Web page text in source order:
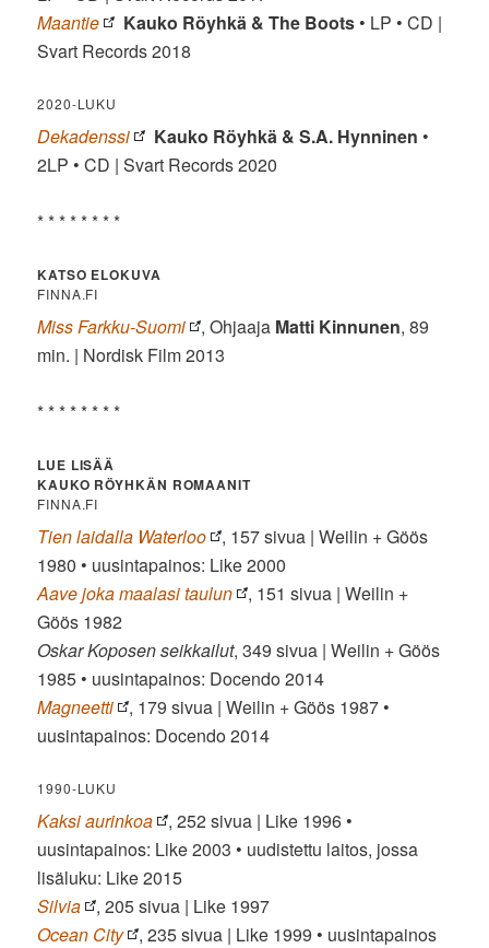
Maantie
Kauko Röyhkä & The Boots • LP • CD |
Svart Records 2018
2020-LUKU
Dekadenssi Kauko Röyhkä & S.A. Hynninen •
2LP • CD | Svart Records 2020
* * * * * * * *
KATSO ELOKUVA
FINNA.FI
Miss Farkku-Suomi , Ohjaaja Matti Kinnunen, 89
min. | Nordisk Film 2013
* * * * * * * *
LUE LISÄÄ
KAUKO RÖYHKÄN ROMAANIT
FINNA.FI
Tien laidalla Waterloo
, 157 sivua | Weilin + Göös
1980 • uusintapainos: Like 2000
Aave joka maalasi taulun
, 151 sivua | Weilin +
Göös 1982
Oskar Koposen seikkailut, 349 sivua | Weilin + Göös
1985 • uusintapainos: Docendo 2014
Magneetti
, 179 sivua | Weilin + Göös 1987 •
uusintapainos: Docendo 2014
1990-LUKU
Kaksi aurinkoa
, 252 sivua | Like 1996 •
uusintapainos: Like 2003 • uudistettu laitos, jossa
lisäluku: Like 2015
Silvia
, 205 sivua | Like 1997
Ocean City
, 235 sivua | Like 1999 • uusintapainos